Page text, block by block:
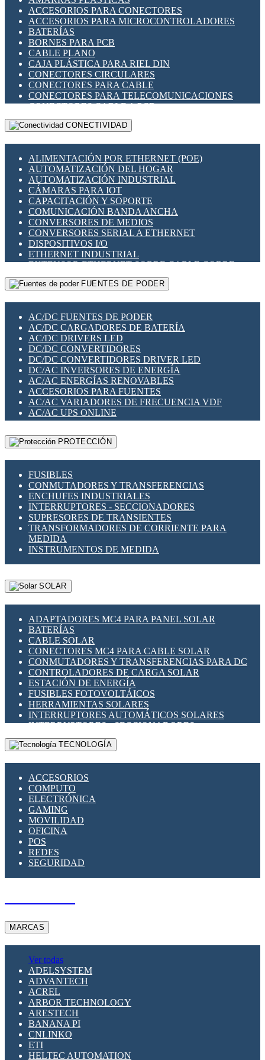
INDICADORES PARA PANEL
INTERFACES DE RELÉ
INTERRUPTORES FIN DE CARRERA
LLAVES CONMUTADORAS
MEDIDORES DE ENERGÍA Y TC'S DE CORRIENTE
MOTORES PASO A PASO
PANTALLAS HMI
PLC -CONTROLADORES LÓGICO PROGRAMABLES
PROGRAMADORES DE HORARIO
RELÉS DE PROTECCIÓN
SENSORES CAPACITIVOS
SENSORES INDUCTIVOS
TEMPORIZADORES
VARIACS
VARIADORES DE FRECUENCIA [VDF]
SECCIONADORES - INTERRUPTORES
MAQUINARIA
ACCESORIOS PARA CONECTORES
ACCESORIOS PARA MICROCONTROLADORES
BATERÍAS
BORNES PARA PCB
CABLE PLANO
CAJA PLÁSTICA PARA RIEL DIN
CONECTORES CIRCULARES
CONECTORES PARA CABLE
CONECTORES PARA TELECOMUNICACIONES
CONECTORES CABLE A PCB
CONECTORES PCB A CABLE
DIP SWITCHES
HERRAMIENTAS VARIAS
ILUMINACIÓN LED
INTERRUPTORES REED
INTERFACES DE RELÉ
OTROS RELÉS
PROTECCIÓN TÉRMICA
RELÉS AUTOMOTRICES
RELÉS DE SEÑAL
RELÉS DE ESTADO SÓLIDO SSR
RELÉS INDUSTRIALES
RELÉS MINIATURA DE POTENCIA
SENSORES MAGNÉTICOS
SWITCH Y MICROSWITCH
TARJETAS PI
UNIÓN Y DERIVACIÓN DE CABLE
CONECTIVIDAD
ALIMENTACIÓN POR ETHERNET (POE)
AUTOMATIZACIÓN DEL HOGAR
AUTOMATIZACIÓN INDUSTRIAL
CÁMARAS PARA IOT
CAPACITACIÓN Y SOPORTE
COMUNICACIÓN BANDA ANCHA
CONVERSORES DE MEDIOS
CONVERSORES SERIAL A ETHERNET
DISPOSITIVOS I/O
ETHERNET INDUSTRIAL
EXTENSOR ETHERNET SOBRE CABLE COBRE
GATEWAY LORAWAN
GESTIÓN DE REDES
PLACAS MODULARES IOT
SWITCHES Y REDES WIFI
SOLUCIONES IOT
SOLUCIONES LORAWAN
SOLUCIONES RED CELULAR
SEGURIDAD PARA REDES
SWITCHES LAN
TELEFONÍA IP (VOIP)
VIGILANCIA IP (CCTV)
MESHTASTIC
FUENTES DE PODER
AC/DC FUENTES DE PODER
AC/DC CARGADORES DE BATERÍA
AC/DC DRIVERS LED
DC/DC CONVERTIDORES
DC/DC CONVERTIDORES DRIVER LED
DC/AC INVERSORES DE ENERGÍA
AC/AC ENERGÍAS RENOVABLES
ACCESORIOS PARA FUENTES
AC/AC VARIADORES DE FRECUENCIA VDF
AC/AC UPS ONLINE
PROTECCIÓN
FUSIBLES
CONMUTADORES Y TRANSFERENCIAS
ENCHUFES INDUSTRIALES
INTERRUPTORES - SECCIONADORES
SUPRESORES DE TRANSIENTES
TRANSFORMADORES DE CORRIENTE PARA
MEDIDA
INSTRUMENTOS DE MEDIDA
SOLAR
ADAPTADORES MC4 PARA PANEL SOLAR
BATERÍAS
CABLE SOLAR
CONECTORES MC4 PARA CABLE SOLAR
CONMUTADORES Y TRANSFERENCIAS PARA DC
CONTROLADORES DE CARGA SOLAR
ESTACIÓN DE ENERGÍA
FUSIBLES FOTOVOLTÁICOS
HERRAMIENTAS SOLARES
INTERRUPTORES AUTOMÁTICOS SOLARES
INTERRUPTORES - SECCIONADORES
FOTOVOLTÁICOS
MONTAJE PANEL SOLAR
SUPRESOR DE TRANSIENTES SPDS PARA
APLICACIONES FOTOVOLTAICAS
TECNOLOGÍA
ACCESORIOS
COMPUTO
ELECTRÓNICA
GAMING
MOVILIDAD
OFICINA
POS
REDES
SEGURIDAD
MARCAS
Ver todas
ADELSYSTEM
ADVANTECH
ACREL
ARBOR TECHNOLOGY
ARESTECH
BANANA PI
CNLINKO
ETI
HELTEC AUTOMATION